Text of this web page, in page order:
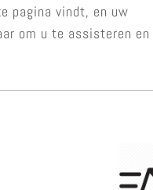
pagina vindt, en uw
om u te assisteren en